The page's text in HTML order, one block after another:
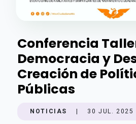
Conferencia
Democracia y
Creación de
Públicas
NOTICIAS 30 JUL. 2025